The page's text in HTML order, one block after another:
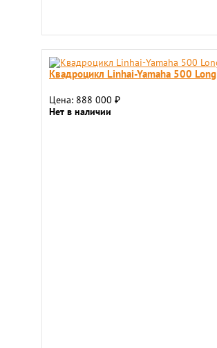
Квадроцикл Linhai-Yamaha 500 Long
Цена: 888 000 ₽
Нет в наличии